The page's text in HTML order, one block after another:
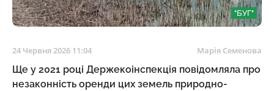
"БУГ"
24 Червня 2026 11:04 Марія Семенова
Ще у 2021 році Держекоінспекція повідомляла про
незаконність оренди цих земель природно-